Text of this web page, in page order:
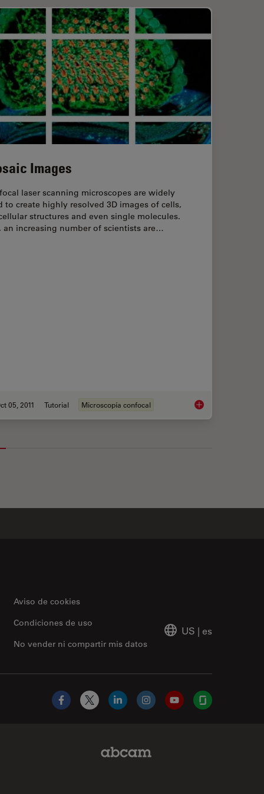
Microscopy
Images
laser scanning microscopes are widely
to create highly resolved 3D images of cells,
structures and even single molecules.
an increasing number of scientists are…
05, 2011 Tutorial Microscopía confocal Mosaic Images
Aviso de cookies
No vender ni compartir mis datos
Condiciones de uso
US | es
Facebook
X LinkedInInstagramYouTubeGlassdoor